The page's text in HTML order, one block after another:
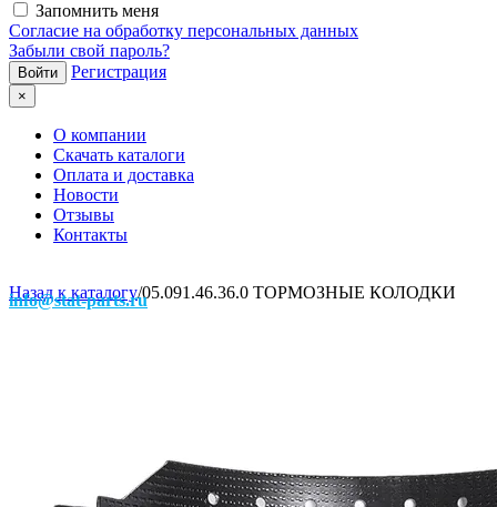
Запомнить меня
Согласие на обработку персональных данных
Забыли свой пароль?
Регистрация
×
О компании
Скачать каталоги
Оплата и доставка
Новости
Отзывы
Контакты
info@stat-parts.ru
Назад к каталогу/05.091.46.36.0 ТОРМОЗНЫЕ КОЛОДКИ